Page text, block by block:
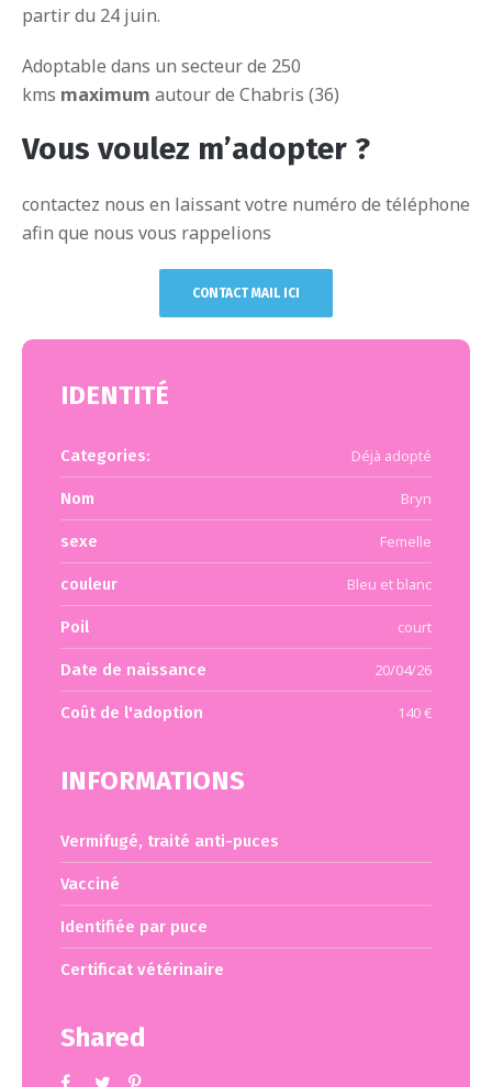
partir du 24 juin.
Adoptable dans un secteur de 250
kms maximum autour de Chabris (36)
Vous voulez m’adopter ?
contactez nous en laissant votre numéro de téléphone
afin que nous vous rappelions
CONTACT MAIL ICI
IDENTITÉ
Categories: Déjà adopté
Nom Bryn
sexe Femelle
couleur Bleu et blanc
Poil court
Date de naissance 20/04/26
Coût de l'adoption 140 €
INFORMATIONS
Vermifugé, traité anti-puces
Vacciné
Identifiée par puce
Certificat vétérinaire
Shared